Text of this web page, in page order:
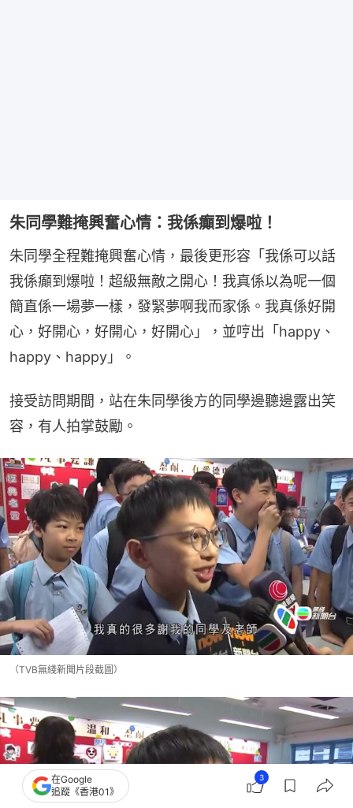
朱同學難掩興奮心情：我係癲到爆啦！
朱同學全程難掩興奮心情，最後更形容「我係可以話
我係癲到爆啦！超級無敵之開心！我真係以為呢一個
簡直係一場夢一樣，發緊夢啊我而家係。我真係好開
心，好開心，好開心，好開心」，並哼出「happy、
happy、happy」。
接受訪問期間，站在朱同學後方的同學邊聽邊露出笑
容，有人拍掌鼓勵。
（TVB無綫新聞片段截圖）
在Google
追蹤《香港01》
3